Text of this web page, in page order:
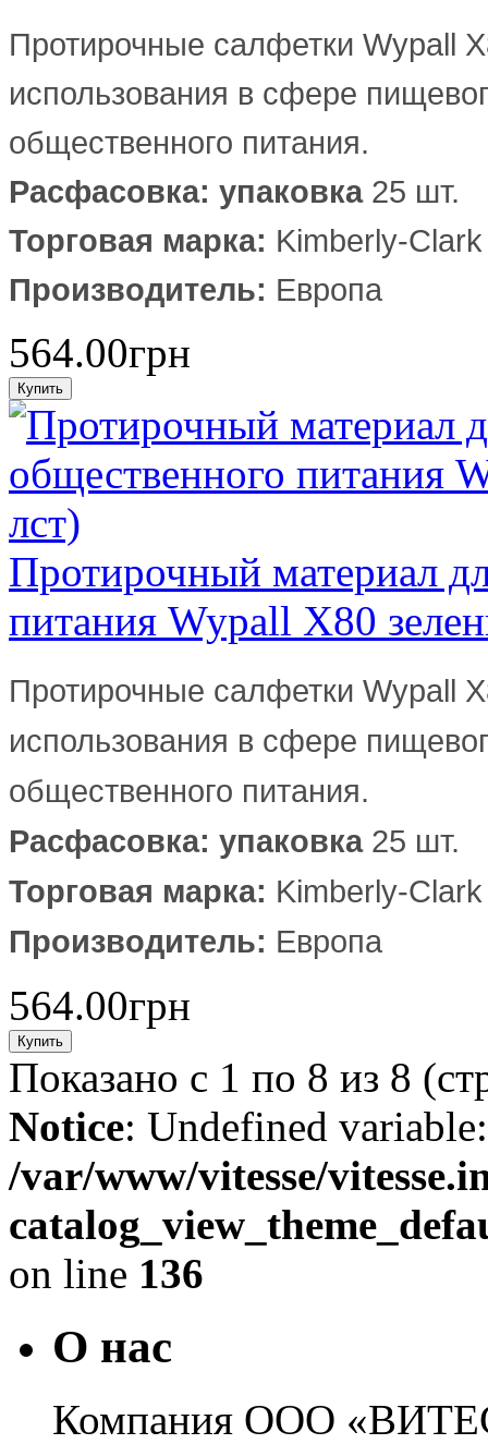
Протирочные салфетки Wypall
использования в сфере
общественного питания.
Расфасовка: упаковка 25 шт.
Торговая марка: Kimberly-Clark
Производитель: Европа
564.00грн
Протирочный материал
питания Wypall X80
Протирочные салфетки Wypall
использования в сфере
общественного питания.
Расфасовка: упаковка 25 шт.
Торговая марка: Kimberly-Clark
Производитель: Европа
564.00грн
Показано с 1 по 8 из 8
Notice: Undefined
/var/www/vitesse/
on line 136
О нас
Компания ООО